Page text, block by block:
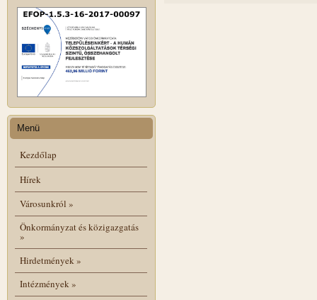
Menü
Kezdőlap
Hírek
Városunkról »
Önkormányzat és közigazgatás
»
Hirdetmények»
Intézmények»